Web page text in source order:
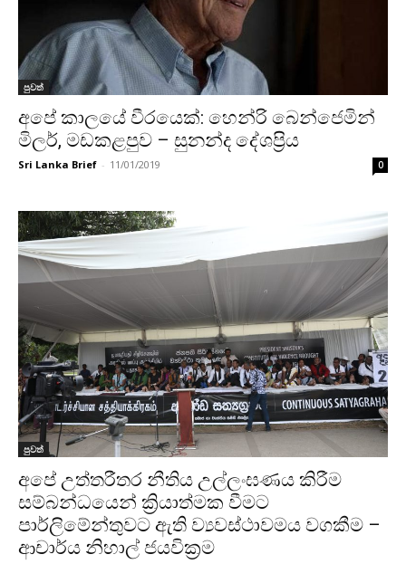
පුවත්
අපේ කාලයේ වීරයෙක්: හෙන්රි බෙන්ජෙමින්
මිලර්, මඩකළපුව – සුනන්ද දේශප්‍රිය
Sri Lanka Brief - 11/01/2019 0
පුවත්
අපේ උත්තරීතර නීතිය උල්ලංඝණය කිරීම
සම්බන්ධයෙන් ක්‍රියාත්මක වීමට
පාර්ලිමේන්තුවට ඇති ව්‍යවස්ථාවමය වගකීම –
ආචාර්ය නිහාල් ජයවික්‍රම